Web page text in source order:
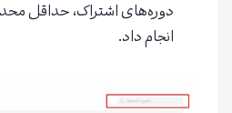
دوره‌های اشتراک، حداقل
انجام داد.